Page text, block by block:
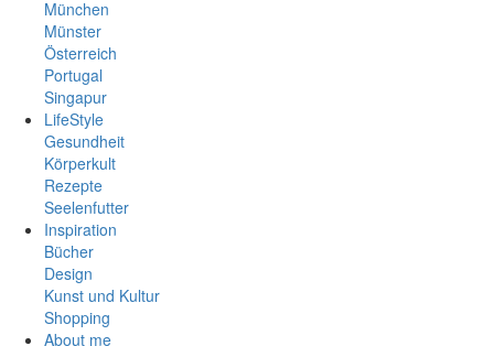
München
Münster
Österreich
Portugal
Singapur
Spanien
Südafrika
Thailand
Vietnam
LifeStyle
Gesundheit
Körperkult
Rezepte
Seelenfutter
Inspiration
Bücher
Design
Kunst und Kultur
Shopping
About me